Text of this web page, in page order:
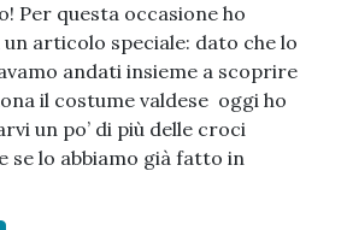
Per questa occasione ho
articolo speciale: dato che lo
andati insieme a scoprire
il costume valdese oggi ho
un po’ di più delle croci
se lo abbiamo già fatto in